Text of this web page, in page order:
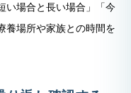
い場合と長い場合」「今
養場所や家族との時間を